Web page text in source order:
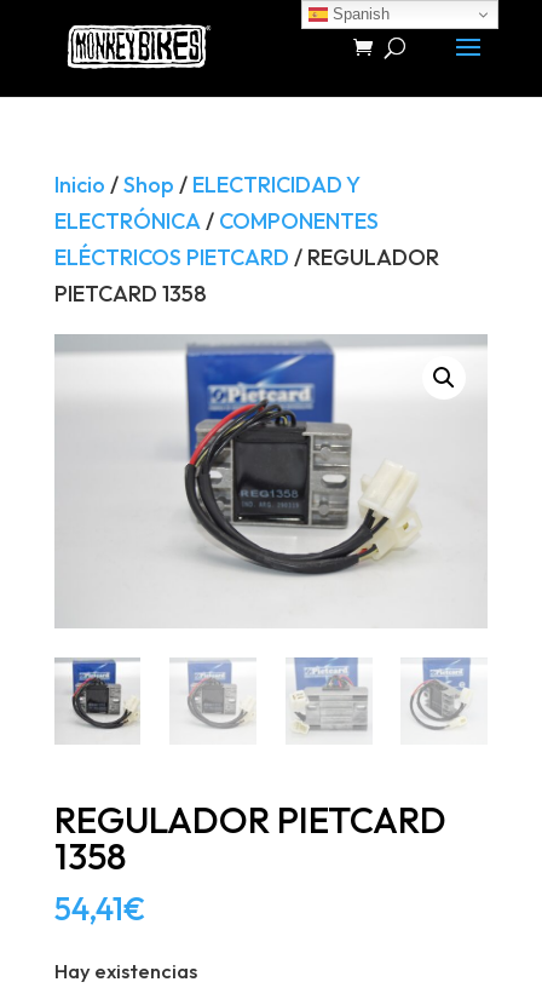
Búsqueda
productos
Inicio /Shop / ELECTRICIDAD Y
ELECTRÓNICA/ COMPONENTES
ELÉCTRICOS PIETCARD / REGULADOR
PIETCARD 1358
REGULADOR PIETCARD
1358
54,41€
Hay existencias
Spanish